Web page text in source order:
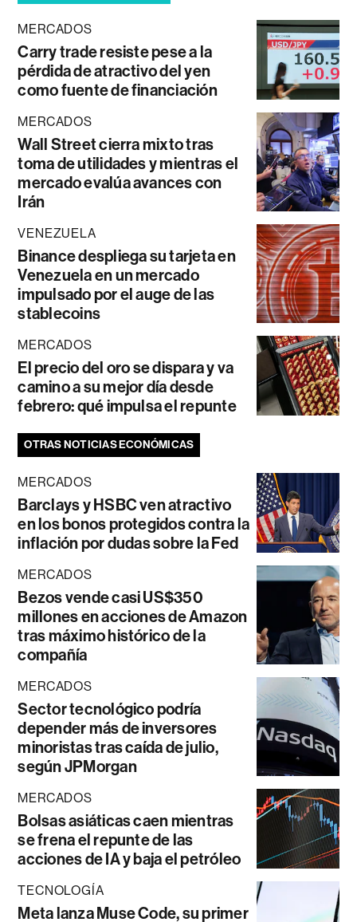
MERCADOS
Carry trade resiste pese a la
pérdida de atractivo del yen
como fuente de financiación
MERCADOS
Wall Street cierra mixto tras
toma de utilidades y mientras el
mercado evalúa avances con
Irán
VENEZUELA
Binance despliega su tarjeta en
Venezuela en un mercado
impulsado por el auge de las
stablecoins
MERCADOS
El precio del oro se dispara y va
camino a su mejor día desde
febrero: qué impulsa el repunte
OTRAS NOTICIAS ECONÓMICAS
MERCADOS
Barclays y HSBC ven atractivo
en los bonos protegidos contra la
inflación por dudas sobre la Fed
MERCADOS
Bezos vende casi US$350
millones en acciones de Amazon
tras máximo histórico de la
compañía
MERCADOS
Sector tecnológico podría
depender más de inversores
minoristas tras caída de julio,
según JPMorgan
MERCADOS
Bolsas asiáticas caen mientras
se frena el repunte de las
acciones de IA y baja el petróleo
TECNOLOGÍA
Meta lanza Muse Code, su primer